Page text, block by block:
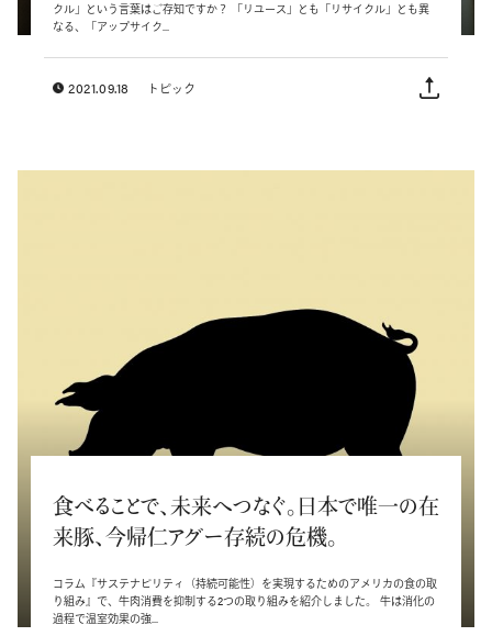
クル」という言葉はご存知ですか？ 「リユース」とも「リサイクル」とも異
なる、「アップサイク...
2021.09.18 トピック
食べることで、未来へつなぐ。日本で唯一の在
来豚、今帰仁アグー存続の危機。
コラム『サステナビリティ（持続可能性）を実現するためのアメリカの食の取
り組み』で、牛肉消費を抑制する2つの取り組みを紹介しました。 牛は消化の
過程で温室効果の強...